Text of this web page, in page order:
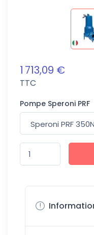
1 713,09 €
TTC
Pompe Speroni PRF